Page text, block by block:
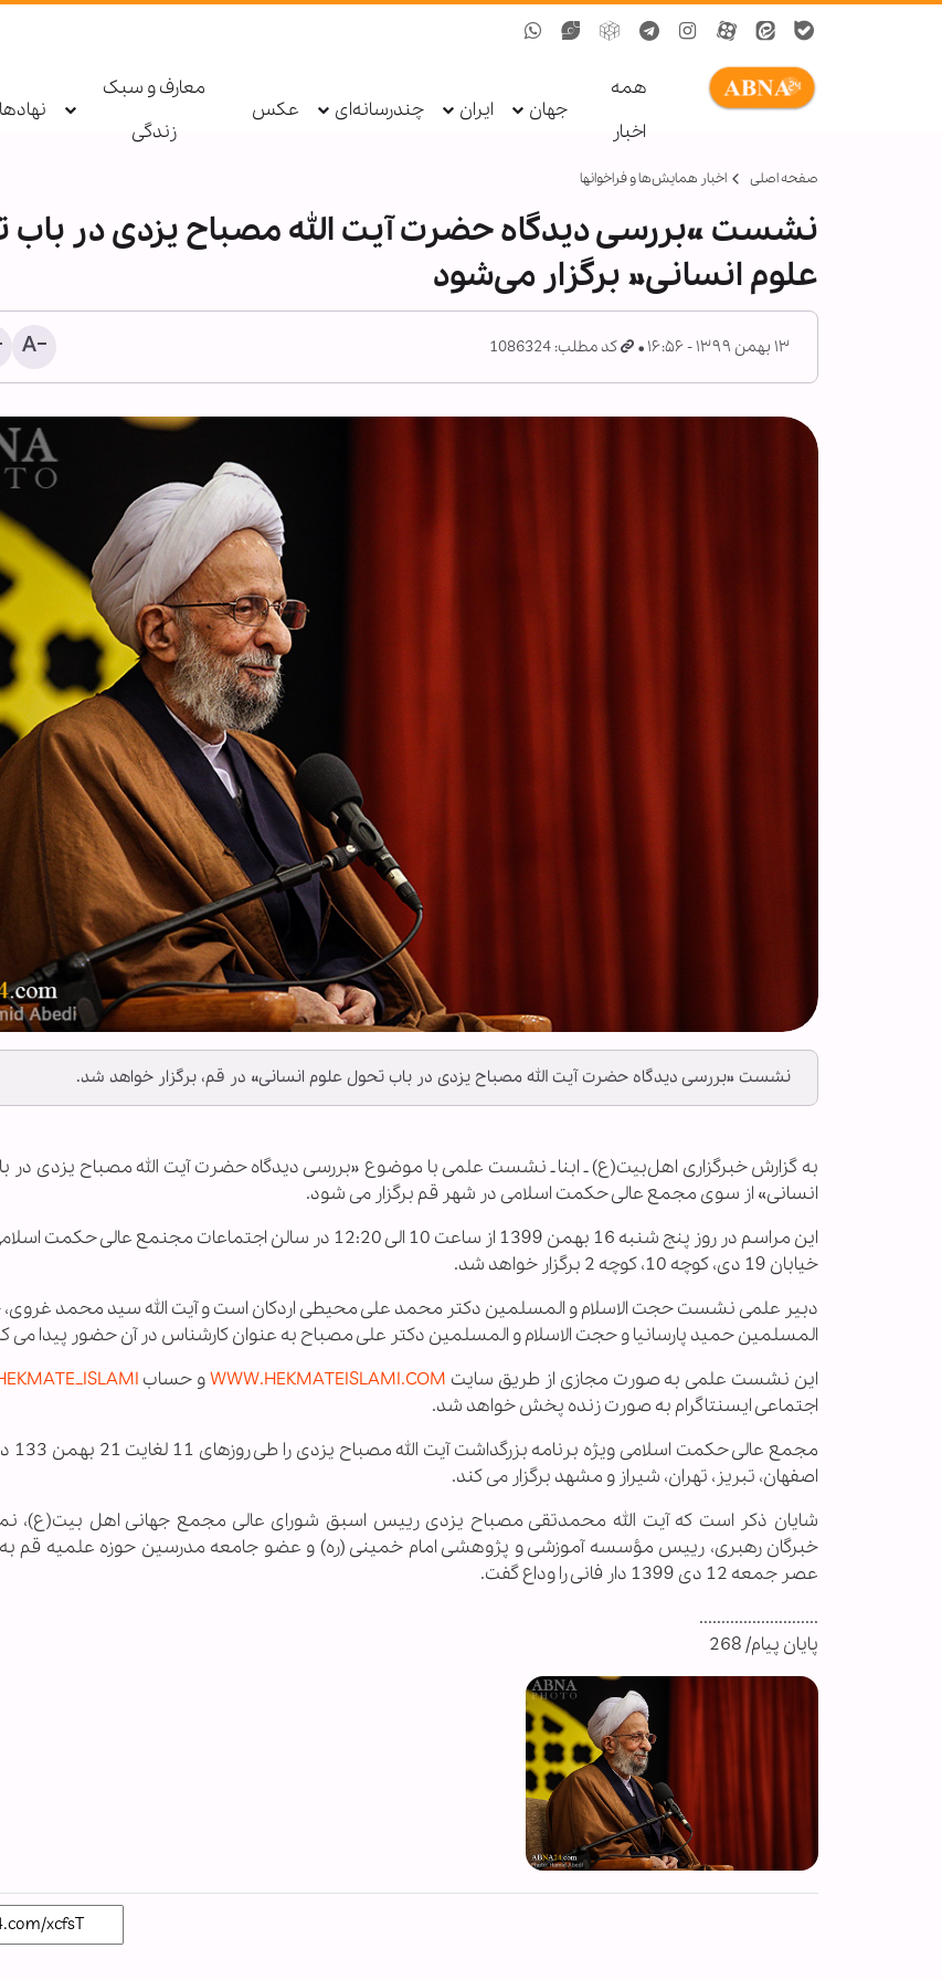
همه
اخبار
جهان ایران چندرسانه‌ای عکس
معارف و سبک
زندگی
نهادها
صفحه اصلی اخبار همايش‌ها و فراخوان‏ها
نشست «بررسی دیدگاه حضرت آیت الله مصباح یزدی در باب
علوم انسانی» برگزار می‌شود
۱۳ بهمن ۱۳۹۹ - ۱۶:۵۶ کد مطلب: 1086324
نشست «بررسی دیدگاه حضرت آیت الله مصباح یزدی در باب تحول علوم انسانی» در قم، برگزار خواهد شد.
به گزارش خبرگزاری اهل‌بیت(ع) ـ ابنا ـ نشست علمی با موضوع «بررسی دیدگاه حضرت آیت الله مصباح یزدی در
انسانی» از سوی مجمع عالی حکمت اسلامی در شهر قم برگزار می شود.
این مراسم در روز پنج شنبه 16 بهمن 1399 از ساعت 10 الی 12:20 در سالن اجتماعات مجنمع
خیابان 19 دی، کوچه 10، کوچه 2 برگزار خواهد شد.
دبیر علمی نشست حجت الاسلام و المسلمین دکتر محمد علی محیطی اردکان است و آیت الله سید محمد غروی،
المسلمین حمید پارسانیا و حجت الاسلام و المسلمین دکتر علی مصباح به عنوان کارشناس در آن حضور پیدا می
این نشست علمی به صورت مجازی از طریق سایت WWW.HEKMATEISLAMI.COMو حساب
اجتماعی ایسنتاگرام به صورت زنده پخش خواهد شد.
مجمع
اصفهان، تبریز، تهران، شیراز و مشهد برگزار می کند.
شایان ذکر است که آیت‌ الله محمدتقی مصباح یزدی رییس اسبق شورای عالی مجمع جهانی اهل بیت(ع)،
خبرگان رهبری، رییس مؤسسه آموزشی و پژوهشی امام خمینی (ره) و عضو جامعه مدرسین حوزه علمیه قم به
عصر جمعه 12 دی 1399 دار فانی را وداع گفت.
...........................
پایان پیام/ 268
سندرز: ترامپ فاسد،
یک جنگ فاجعه بار